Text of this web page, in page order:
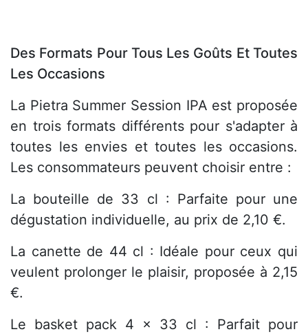
Des Formats Pour Tous Les Goûts Et Toutes
Les Occasions
La Pietra Summer Session IPA est proposée
en trois formats différents pour s'adapter à
toutes les envies et toutes les occasions.
Les consommateurs peuvent choisir entre :
La bouteille de 33 cl : Parfaite pour une
dégustation individuelle, au prix de 2,10 €.
La canette de 44 cl : Idéale pour ceux qui
veulent prolonger le plaisir, proposée à 2,15
€.
Le basket pack 4 x 33 cl : Parfait pour